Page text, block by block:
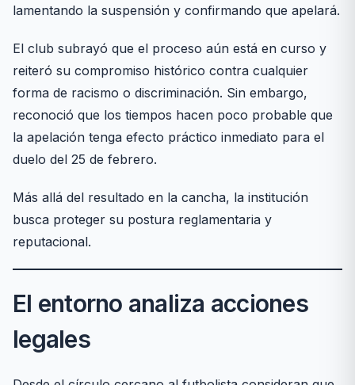
lamentando la suspensión y confirmando que apelará.
El club subrayó que el proceso aún está en curso y
reiteró su compromiso histórico contra cualquier
forma de racismo o discriminación. Sin embargo,
reconoció que los tiempos hacen poco probable que
la apelación tenga efecto práctico inmediato para el
duelo del 25 de febrero.
Más allá del resultado en la cancha, la institución
busca proteger su postura reglamentaria y
reputacional.
El entorno analiza acciones
legales